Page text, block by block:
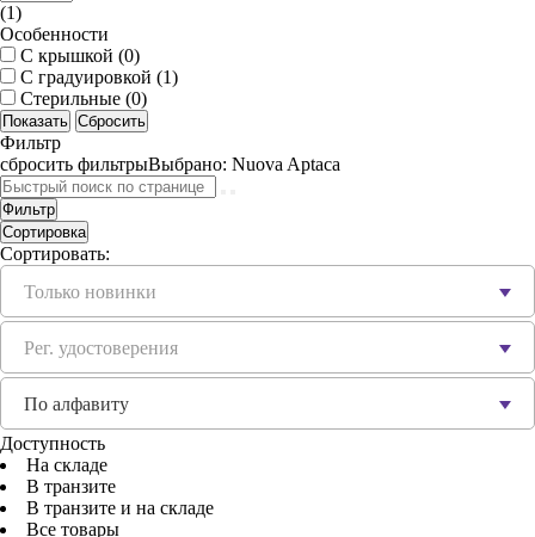
(1)
Особенности
С крышкой (0)
С градуировкой (1)
Стерильные (0)
Фильтр
сбросить фильтрыВыбрано: Nuova Aptaca
Фильтр
Сортировка
Сортировать:
Только новинки
Рег. удостоверения
По алфавиту
Доступность
На складе
В транзите
В транзите и на складе
Все товары